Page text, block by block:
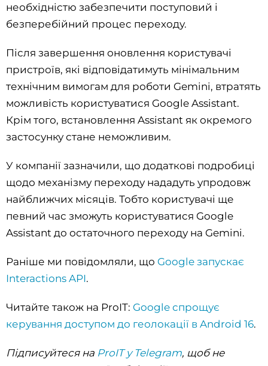
необхідністю забезпечити поступовий і
безперебійний процес переходу.
Після завершення оновлення користувачі
пристроїв, які відповідатимуть мінімальним
технічним вимогам для роботи Gemini, втратять
можливість користуватися Google Assistant.
Крім того, встановлення Assistant як окремого
застосунку стане неможливим.
У компанії зазначили, що додаткові подробиці
щодо механізму переходу нададуть упродовж
найближчих місяців. Тобто користувачі ще
певний час зможуть користуватися Google
Assistant до остаточного переходу на Gemini.
Раніше ми повідомляли, що Google запускає
Interactions API.
Читайте також на ProIT: Google спрощує
керування доступом до геолокації в Android 16.
Підписуйтеся на ProIT у Telegram, щоб не